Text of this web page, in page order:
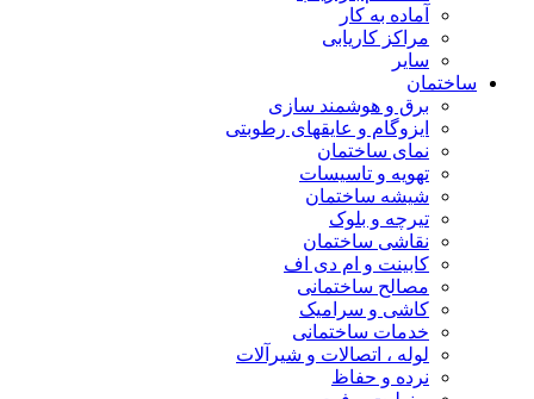
آماده به کار
مراکز کاریابی
سایر
ساختمان
برق و هوشمند سازی
ایزوگام و عایقهای رطوبتی
نمای ساختمان
تهویه و تاسیسات
شیشه ساختمان
تیرچه و بلوک
نقاشی ساختمان
کابینت و ام دی اف
مصالح ساختمانی
کاشی و سرامیک
خدمات ساختمانی
لوله ، اتصالات و شیرآلات
نرده و حفاظ